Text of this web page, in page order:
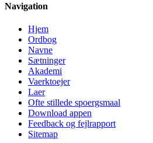
Navigation
Hjem
Ordbog
Navne
Sætninger
Akademi
Vaerktoejer
Laer
Ofte stillede spoergsmaal
Download appen
Feedback og fejlrapport
Sitemap